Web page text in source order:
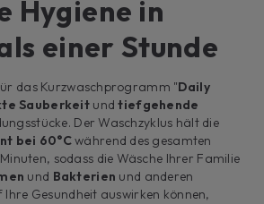
Hygiene in
einer Stunde
das Kurzwaschprogramm "Daily
Sauberkeitundtiefgehende
Der Waschzyklus hält die
bei 60°Cwährend des gesamten
sodass die Wäsche Ihrer Familie
und Bakterien und anderen
Gesundheit auswirken können,